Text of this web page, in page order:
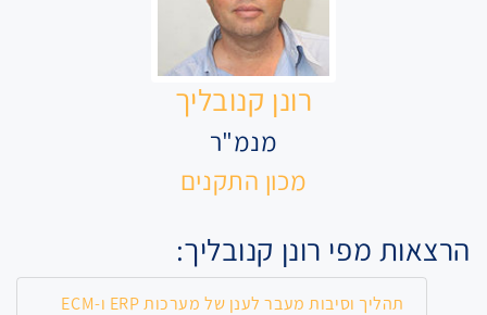
רונן קנובליך
מנמ"ר
מכון התקנים
הרצאות מפי רונן קנובליך:
תהליך וסיבות מעבר לענן של מערכות ERP ו-ECM